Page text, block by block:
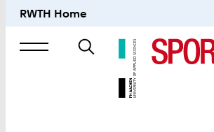
RWTH Home
Suche
nach